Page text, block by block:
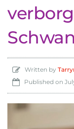
Written by
Published on